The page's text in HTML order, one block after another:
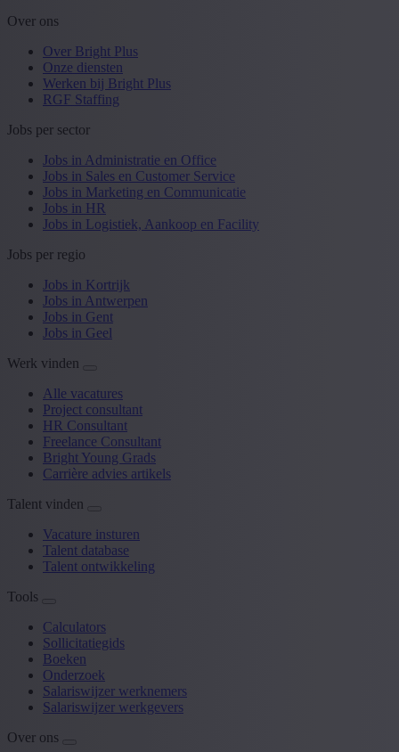
Over ons
Over Bright Plus
Onze diensten
Werken bij Bright Plus
RGF Staffing
Jobs per sector
Jobs in Administratie en Office
Jobs in Sales en Customer Service
Jobs in Marketing en Communicatie
Jobs in HR
Jobs in Logistiek, Aankoop en Facility
Jobs per regio
Jobs in Kortrijk
Jobs in Antwerpen
Jobs in Gent
Jobs in Geel
Werk vinden
Alle vacatures
Project consultant
HR Consultant
Freelance Consultant
Bright Young Grads
Carrière advies artikels
Talent vinden
Vacature insturen
Talent database
Talent ontwikkeling
Tools
Calculators
Sollicitatiegids
Boeken
Onderzoek
Salariswijzer werknemers
Salariswijzer werkgevers
Over ons